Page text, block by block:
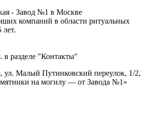
- Завод №1 в Москве
компаний в области ритуальных
лет.
разделе "Контакты"
ул. Малый Путинковский переулок, 1/2,
на могилу — от Завода №1»